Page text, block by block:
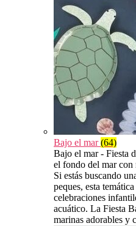
Bajo el mar(64)
Bajo el mar - Fiesta
el fondo del mar
Si estás buscando
peques, esta
celebraciones
acuático. La Fiesta
marinas adorables